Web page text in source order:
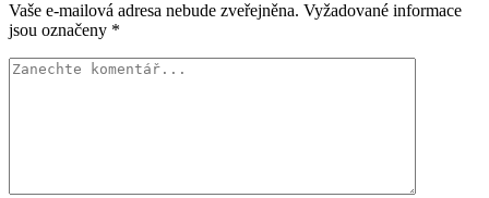
Vaše e-mailová adresa nebude zveřejněna. Vyžadované informace
jsou označeny *